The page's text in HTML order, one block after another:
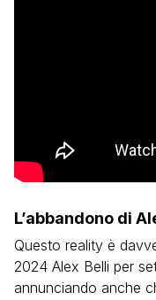
L’abbandono di
Questo reality è
2024 Alex Belli per
annunciando anche